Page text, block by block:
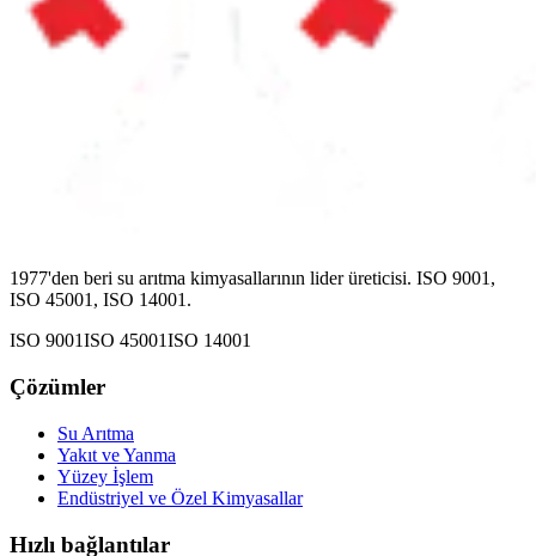
1977'den beri su arıtma kimyasallarının lider üreticisi. ISO 9001,
ISO 45001, ISO 14001.
ISO 9001ISO 45001ISO 14001
Çözümler
Su Arıtma
Yakıt ve Yanma
Yüzey İşlem
Endüstriyel ve Özel Kimyasallar
Hızlı bağlantılar